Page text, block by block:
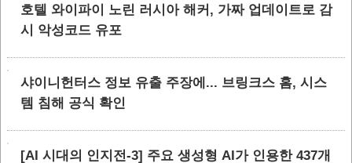
호텔 와이파이 노린 러시아 해커, 가짜 업데이트로 감
시 악성코드 유포
샤이니헌터스 정보 유출 주장에... 브링크스 홈, 시스
템 침해 공식 확인
[AI 시대의 인지전-3] 주요 생성형 AI가 인용한 437개